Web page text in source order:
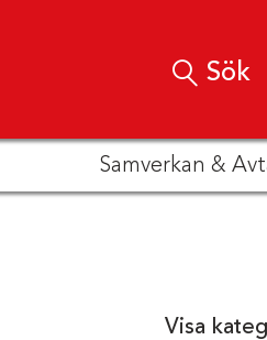
Sök
Samverkan &
Visa